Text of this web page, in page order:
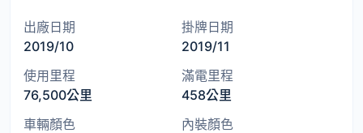
出廠日期
2019/10
掛牌日期
2019/11
使用里程
76,500公里
滿電里程
458公里
車輛顏色
內裝顏色